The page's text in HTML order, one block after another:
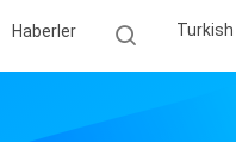
Haberler Turkish